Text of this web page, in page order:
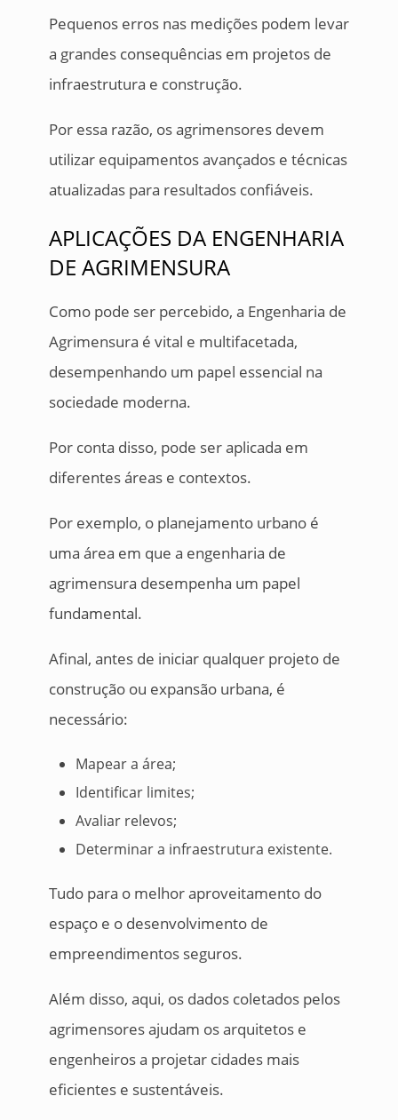
Pequenos erros nas medições podem levar
a grandes consequências em projetos de
infraestrutura e construção.
Por essa razão, os agrimensores devem
utilizar equipamentos avançados e técnicas
atualizadas para resultados confiáveis.
APLICAÇÕES DA ENGENHARIA
DE AGRIMENSURA
Como pode ser percebido, a Engenharia de
Agrimensura é vital e multifacetada,
desempenhando um papel essencial na
sociedade moderna.
Por conta disso, pode ser aplicada em
diferentes áreas e contextos.
Por exemplo, o planejamento urbano é
uma área em que a engenharia de
agrimensura desempenha um papel
fundamental.
Afinal, antes de iniciar qualquer projeto de
construção ou expansão urbana, é
necessário:
Mapear a área;
Identificar limites;
Avaliar relevos;
Determinar a infraestrutura existente.
Tudo para o melhor aproveitamento do
espaço e o desenvolvimento de
empreendimentos seguros.
Além disso, aqui, os dados coletados pelos
agrimensores ajudam os arquitetos e
engenheiros a projetar cidades mais
eficientes e sustentáveis.